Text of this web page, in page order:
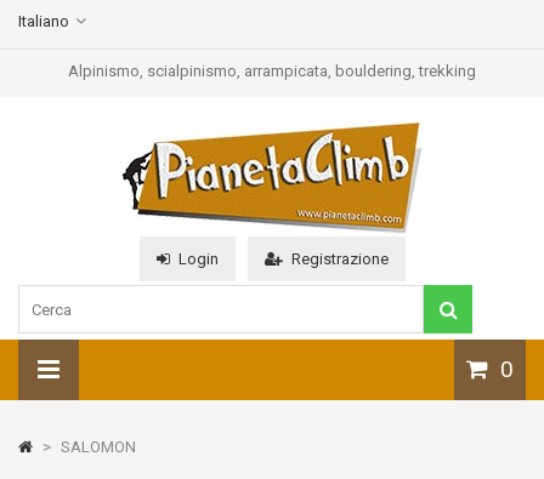
Alpinismo, scialpinismo, arrampicata, bouldering, trekking
Italiano
Login Registrazione
0
> SALOMON